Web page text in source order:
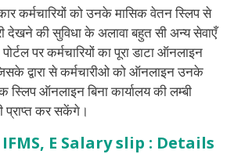
कर्मचारियों को उनके मासिक वेतन स्लिप से
देखने की सुविधा के अलावा बहुत सी अन्य सेवाएँ
पर कर्मचारियों का पूरा डाटा ऑनलाइन
द्वारा से कर्मचारीओ को ऑनलाइन उनके
स्लिप ऑनलाइन बिना कार्यालय की लम्बी
प्राप्त कर सकेंगे।
E Salary slip : Details